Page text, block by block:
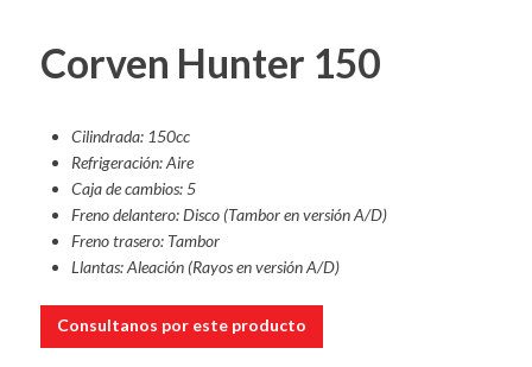
Corven Hunter 150
Cilindrada: 150cc
Refrigeración: Aire
Caja de cambios: 5
Freno delantero: Disco (Tambor en versión A/D)
Freno trasero: Tambor
Llantas: Aleación (Rayos en versión A/D)
Consultanos por este producto